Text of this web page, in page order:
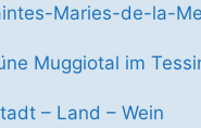
Maries-de-la-
Muggiotal im
– Land – Wein